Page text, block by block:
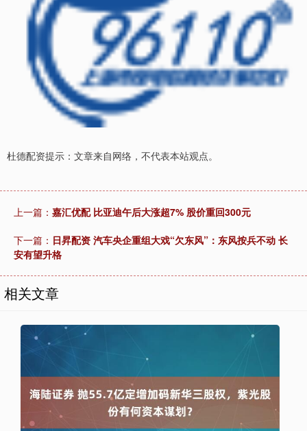
杜德配资提示：文章来自网络，不代表本站观点。
上一篇： 嘉汇优配 比亚迪午后大涨超7% 股价重回300元
下一篇： 日昇配资 汽车央企重组大戏“欠东风”：东风按兵不动 长
安有望升格
相关文章